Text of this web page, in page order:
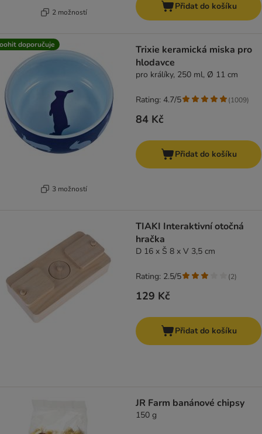
2 možností
Přidat do košíku
doporučuje
3 možností
Trixie keramická miska pro
hlodavce
pro králíky, 250 ml, Ø 11 cm
84 Kč
Rating: 4.7/5 (1009)
Přidat do košíku
TIAKI Interaktivní otočná
hračka
D 16 x Š 8 x V 3,5 cm
129 Kč
Rating: 2.5/5 (2)
Přidat do košíku
JR Farm banánové chipsy
150 g